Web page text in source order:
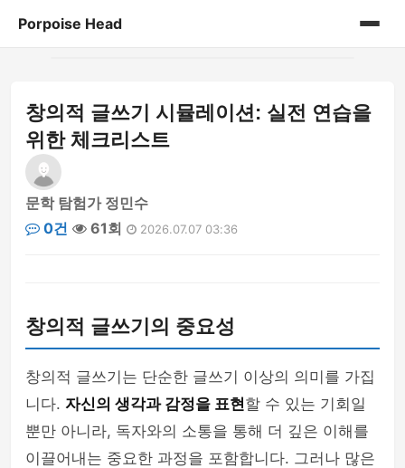
Porpoise Head
게시판
창의적 글쓰기 시뮬레이션: 실전 연습을
위한 체크리스트
문학 탐험가 정민수
0건
61회 2026.07.07 03:36
창의적 글쓰기의 중요성
창의적 글쓰기는 단순한 글쓰기 이상의 의미를 가집
니다. 자신의 생각과 감정을 표현할 수 있는 기회일
뿐만 아니라, 독자와의 소통을 통해 더 깊은 이해를
이끌어내는 중요한 과정을 포함합니다. 그러나 많은